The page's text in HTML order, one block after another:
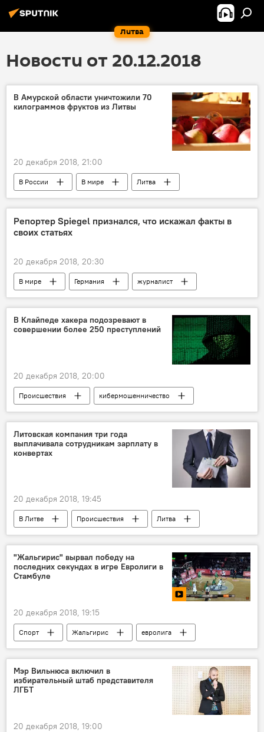
Литва
Новости от 20.12.2018
В Амурской области уничтожили 70
килограммов фруктов из Литвы
20 декабря 2018, 21:00
В России В мире
Литва
Россия
Россельхознадзор
Репортер Spiegel признался, что искажал факты в
своих статьях
20 декабря 2018, 20:30
В мире Германия
журналист
фейковые новости
В Клайпеде хакера подозревают в
совершении более 250 преступлений
20 декабря 2018, 20:00
Происшествия кибермошенничество
Литовская компания три года
выплачивала сотрудникам зарплату в
конвертах
20 декабря 2018, 19:45
В Литве Происшествия Литва
"Жальгирис" вырвал победу на
последних секундах в игре Евролиги в
Стамбуле
20 декабря 2018, 19:15
Спорт Жальгирис
евролига
Стамбул
Литва
Видео
Мультимедиа
Мэр Вильнюса включил в
избирательный штаб представителя
ЛГБТ
20 декабря 2018, 19:00